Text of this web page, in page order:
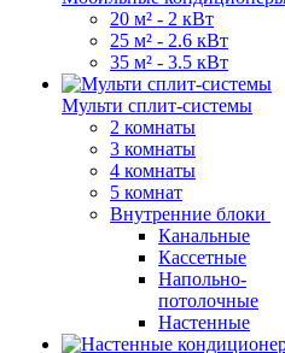
20 м² - 2 кВт
25 м² - 2.6 кВт
35 м² - 3.5 кВт
Мульти сплит-системы
2 комнаты
3 комнаты
4 комнаты
5 комнат
Внутренние блоки
Канальные
Кассетные
Напольно-
потолочные
Настенные